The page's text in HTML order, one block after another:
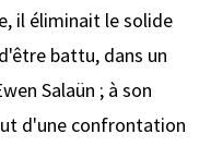
il éliminait le solide
battu, dans un
Salaün ; à son
d'une confrontation